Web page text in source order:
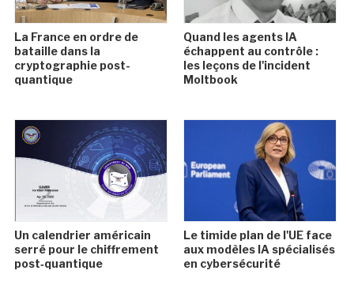
La France en ordre de
bataille dans la
cryptographie post-
quantique
Quand les agents IA
échappent au contrôle :
les leçons de l'incident
Moltbook
Un calendrier américain
serré pour le chiffrement
post‑quantique
Le timide plan de l'UE face
aux modèles IA spécialisés
en cybersécurité